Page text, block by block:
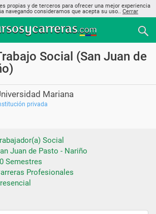
propias y de terceros para ofrecer una mejor experiencia
navegando consideramos que acepta su uso.. Cerrar
Social (San Juan de
Mariana
privada
Social
Juan de Pasto - Nariño
Semestres
Profesionales